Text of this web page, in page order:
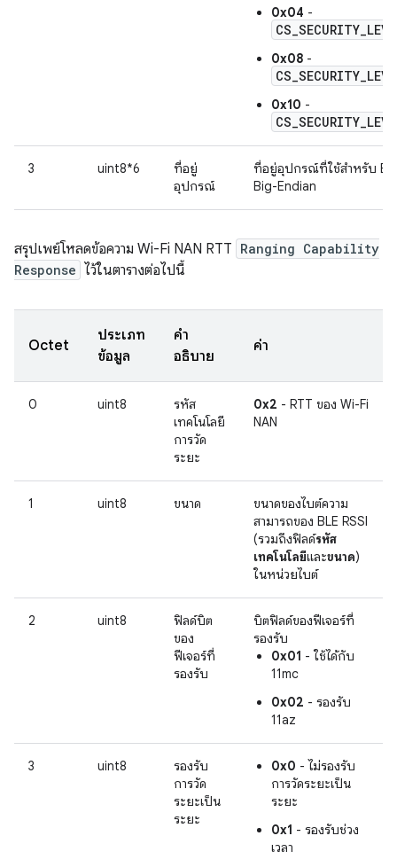
0x04 -
0x08 -
0x10 -
3 uint8*6
ที่อยู่
อุปกรณ์
ที่อยู่อุปกรณ์ที่ใช้สำหรับ
Big-Endian
สรุปเพย์โหลดข้อความ Wi-Fi NAN RTT Ranging Capability
Response ไว้ในตารางต่อไปนี้
Octet
ประเภท
ข้อมูล
คำ
อธิบาย
ค่า
0 uint8
รหัส
เทคโนโลยี
การวัด
ระยะ
0x2 - RTT ของ Wi-Fi
NAN
1 uint8 ขนาด
ขนาดของไบต์ความ
สามารถของ BLE RSSI
(รวมถึงฟิลด์รหัส
เทคโนโลยีและขนาด)
ในหน่วยไบต์
2 uint8
ฟิลด์บิต
ของ
ฟีเจอร์ที่
รองรับ
บิตฟิลด์ของฟีเจอร์ที่
รองรับ
0x01 - ใช้ได้กับ
11mc
0x02 - รองรับ
11az
3 uint8
รองรับ
การวัด
ระยะเป็น
ระยะ
0x0 - ไม่รองรับ
การวัดระยะเป็น
ระยะ
0x1 - รองรับช่วง
เวลา